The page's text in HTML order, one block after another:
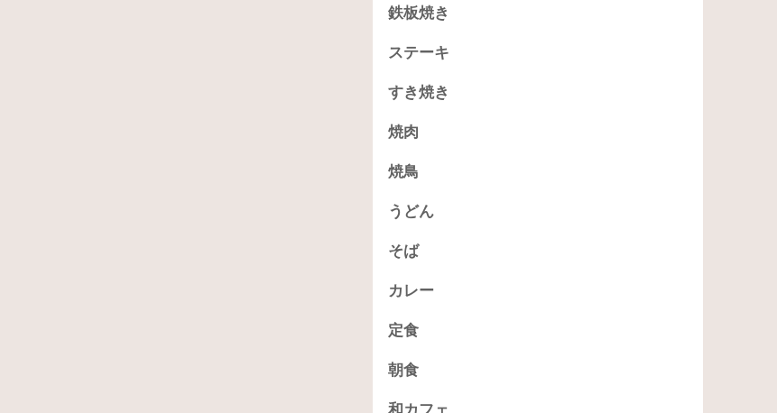
鉄板焼き
ステーキ
すき焼き
焼肉
焼鳥
うどん
そば
カレー
定食
朝食